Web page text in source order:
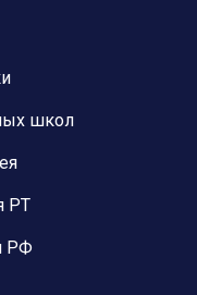
школ
РТ
РФ